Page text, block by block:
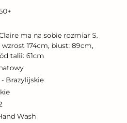
ma na sobie rozmiar S.
174cm, biust: 89cm,
talii: 61cm
- Brazylijskie
Wash